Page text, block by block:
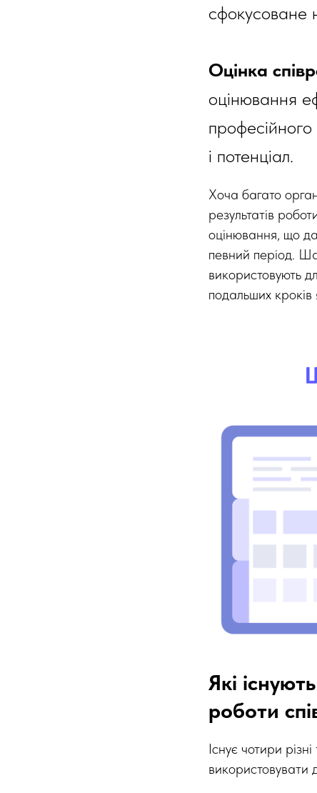
сфокусоване
Оцінка
оцінювання
і потенціал.
Хоча багато
результатів
оцінювання, що
певний період.
використовують
подальших кроків
Які
роботи
Існує чотири
використовувати